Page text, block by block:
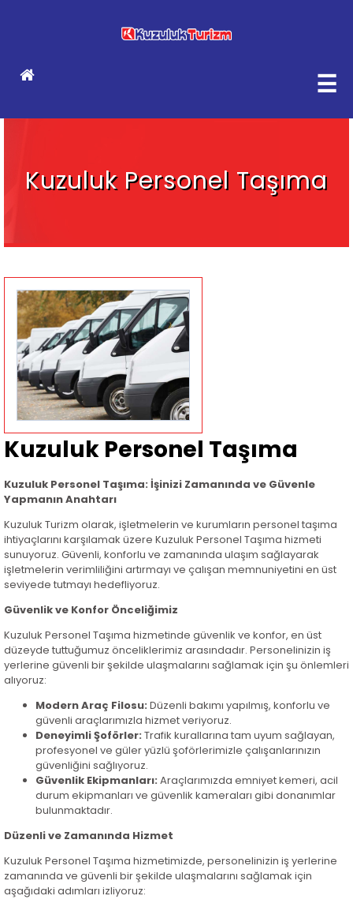
☰
Kuzuluk Personel Taşıma
Kuzuluk Personel Taşıma
Kuzuluk Personel Taşıma: İşinizi Zamanında ve Güvenle
Yapmanın Anahtarı
Kuzuluk Turizm olarak, işletmelerin ve kurumların personel taşıma
ihtiyaçlarını karşılamak üzere Kuzuluk Personel Taşıma hizmeti
sunuyoruz. Güvenli, konforlu ve zamanında ulaşım sağlayarak
işletmelerin verimliliğini artırmayı ve çalışan memnuniyetini en üst
seviyede tutmayı hedefliyoruz.
Güvenlik ve Konfor Önceliğimiz
Kuzuluk Personel Taşıma hizmetinde güvenlik ve konfor, en üst
düzeyde tuttuğumuz önceliklerimiz arasındadır. Personelinizin iş
yerlerine güvenli bir şekilde ulaşmalarını sağlamak için şu önlemleri
alıyoruz:
Modern Araç Filosu: Düzenli bakımı yapılmış, konforlu ve
güvenli araçlarımızla hizmet veriyoruz.
Deneyimli Şoförler: Trafik kurallarına tam uyum sağlayan,
profesyonel ve güler yüzlü şoförlerimizle çalışanlarınızın
güvenliğini sağlıyoruz.
Güvenlik Ekipmanları: Araçlarımızda emniyet kemeri, acil
durum ekipmanları ve güvenlik kameraları gibi donanımlar
bulunmaktadır.
Düzenli ve Zamanında Hizmet
Kuzuluk Personel Taşıma hizmetimizde, personelinizin iş yerlerine
zamanında ve güvenli bir şekilde ulaşmalarını sağlamak için
aşağıdaki adımları izliyoruz: